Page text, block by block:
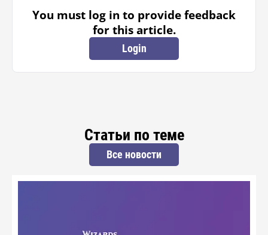
You must log in to provide feedback
for this article.
Login
Статьи по теме
Все новости